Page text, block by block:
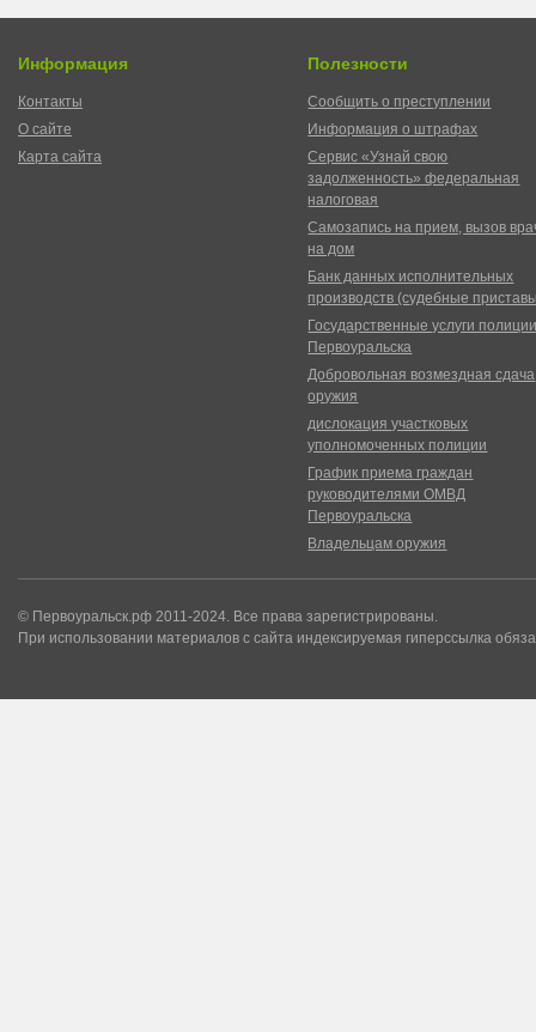
Информация
Контакты
О сайте
Карта сайта
Полезности
Сообщить о преступлении
Информация о штрафах
Сервис «Узнай свою
задолженность» федеральная
налоговая
Самозапись на прием, вызов
на дом
Банк данных исполнительных
производств (судебные
Государственные услуги
Первоуральска
Добровольная возмездная сдача
оружия
дислокация участковых
уполномоченных полиции
График приема граждан
руководителями ОМВД
Первоуральска
Владельцам оружия
© Первоуральск.рф 2011-2024. Все права зарегистрированы.
При использовании материалов с сайта индексируемая гиперссылка